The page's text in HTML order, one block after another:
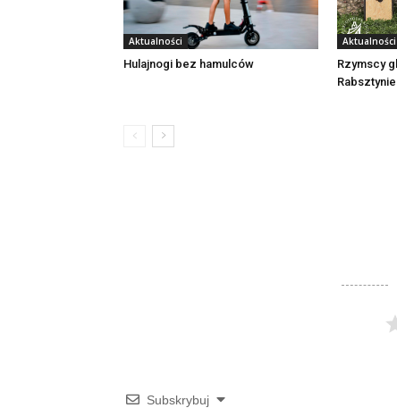
Aktualności
Hulajnogi bez hamulców
Aktualności
Rzymscy
Rabsztynie
Subskrybuj